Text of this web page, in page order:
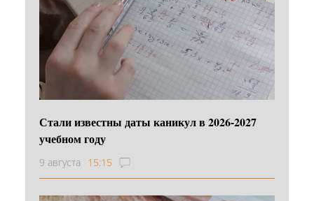
Стали известны даты каникул в 2026-2027
учебном году
9 августа 15:15